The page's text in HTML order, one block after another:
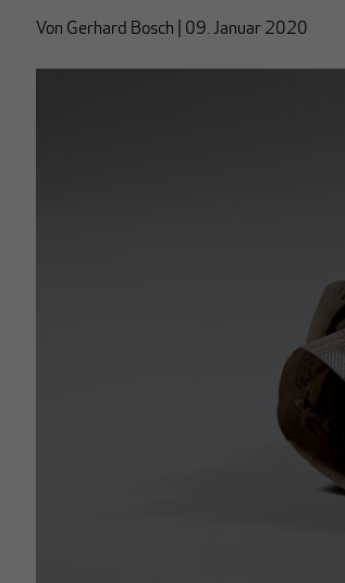
Von Gerhard Bosch 09. Januar 2020